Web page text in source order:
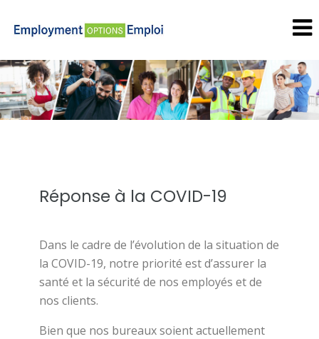
Réponse à la COVID-19
Dans le cadre de l’évolution de la situation de
la COVID-19, notre priorité est d’assurer la
santé et la sécurité de nos employés et de
nos clients.
Bien que nos bureaux soient actuellement